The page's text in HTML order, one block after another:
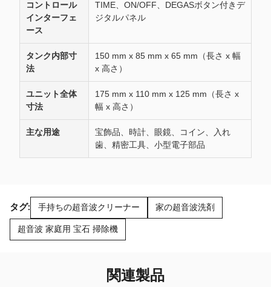
コントロール
インターフェ
ース
TIME、ON/OFF、DEGASボタン付きデ
ジタルパネル
タンク内部寸
法
150 mm x 85 mm x 65 mm（長さ x 幅
x 高さ）
ユニット全体
寸法
175 mm x 110 mm x 125 mm（長さ x
幅 x 高さ）
主な用途
宝飾品、時計、眼鏡、コイン、入れ
歯、精密工具、小型電子部品
タグ: 手持ちの超音波クリーナー 家の超音波洗剤
超音波 家庭用 宝石 掃除機
関連製品